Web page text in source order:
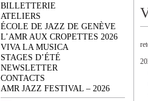
BILLETTERIE
ATELIERS
ÉCOLE DE JAZZ DE GENÈVE
L’AMR AUX CROPETTES 2026
VIVA LA MUSICA
STAGES D’ÉTÉ
NEWSLETTER
CONTACTS
AMR JAZZ FESTIVAL – 2026